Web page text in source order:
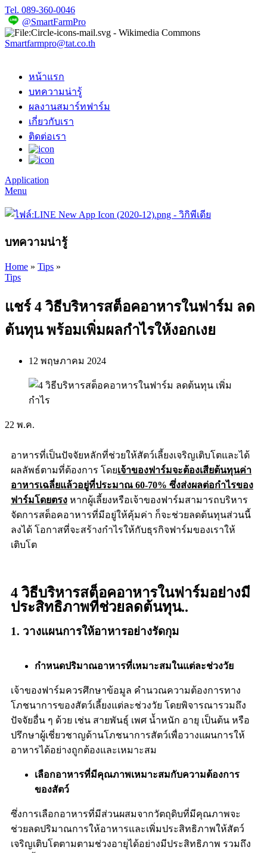
Tel. 089-360-0046
@SmartFarmPro
Smartfarmpro@tat.co.th
หน้าแรก
บทความน่ารู้
ผลงานสมาร์ทฟาร์ม
เกี่ยวกับเรา
ติดต่อเรา
Application
Menu
บทความน่ารู้
Home » Tips »
Tips
แชร์ 4 วิธีบริหารสต็อคอาหารในฟาร์ม ลด
ต้นทุน พร้อมเพิ่มผลกำไรให้งอกเงย
12 พฤษภาคม 2024
22 พ.ค.
อาหารที่เป็นปัจจัยหลักที่ช่วยให้สัตว์เลี้ยงเจริญเติบโตและได้
ผลลัพธ์ตามที่ต้องการ โดยเจ้าของฟาร์มจะต้องเสียต้นทุนค่า
อาหารเฉลี่ยแล้วอยู่ที่ประมาณ 60-70% ซึ่งส่งผลต่อกำไรของ
ฟาร์มโดยตรง หากผู้เลี้ยงหรือเจ้าของฟาร์มสามารถบริหาร
จัดการสต็อคอาหารที่มีอยู่ให้คุ้มค่า ก็จะช่วยลดต้นทุนส่วนนี้
ลงได้ โอกาสที่จะสร้างกำไรให้กับธุรกิจฟาร์มของเราให้
เติบโต
4 วิธีบริหารสต็อคอาหารในฟาร์มอย่างมี
ประสิทธิภาพที่ช่วยลดต้นทุน..
1. วางแผนการให้อาหารอย่างรัดกุม
กำหนดปริมาณอาหารที่เหมาะสมในแต่ละช่วงวัย
เจ้าของฟาร์มควรศึกษาข้อมูล คำนวณความต้องการทาง
โภชนาการของสัตว์เลี้ยงแต่ละช่วงวัย โดยพิจารณารวมถึง
ปัจจัยอื่น ๆ ด้วย เช่น สายพันธุ์ เพศ น้ำหนัก อายุ เป็นต้น หรือ
ปรึกษาผู้เชี่ยวชาญด้านโภชนาการสัตว์เพื่อวางแผนการให้
อาหารได้อย่างถูกต้องและเหมาะสม
เลือกอาหารที่มีคุณภาพเหมาะสมกับความต้องการ
ของสัตว์
ซึ่งการเลือกอาหารที่มีส่วนผสมจากวัตถุดิบที่มีคุณภาพจะ
ช่วยลดปริมาณการให้อาหารและเพิ่มประสิทธิภาพให้สัตว์
เจริญเติบโตตามตามช่วงอายุได้อย่างมีประสิทธิภาพ รวมถึง